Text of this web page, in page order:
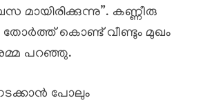
മായിരിക്കുന്നു”. കണ്ണീരു
കൊണ്ട് വീണ്ടും മുഖം
പറഞ്ഞു.
പോലും